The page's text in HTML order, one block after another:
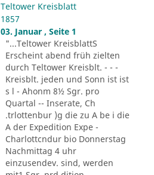
Teltower Kreisblatt
1857
03. Januar , Seite 1
"...Teltower KreisblattS
Erscheint abend früh zielten
durch Teltower Kreisblt. - - -
Kreisblt. jeden und Sonn ist ist
s l - Ahonm 8½ Sgr. pro
Quartal -- Inserate, Ch
.trlottenbur )g die zu A be i die
A der Expedition Expe -
Charlottcndur bio Donnerstag
Nachmittag 4 uhr
einzusendev. sind, werden